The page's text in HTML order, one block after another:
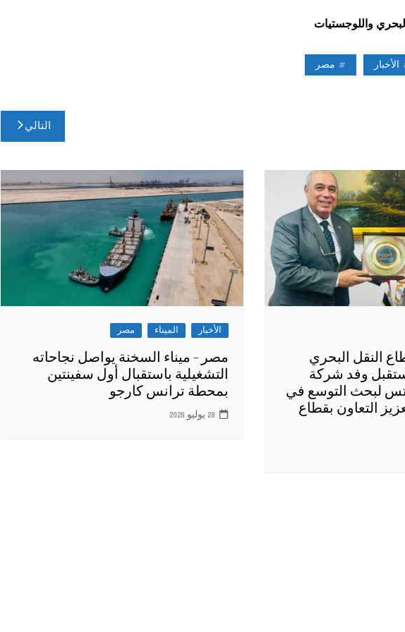
واللوجستيات
الأخبار مصر
التالي
النقل البحري
وفد شركة
لبحث التوسع في
التعاون بقطاع
الأخبار الميناء مصر
مصر – ميناء السخنة يواصل نجاحاته
التشغيلية باستقبال أول سفينتين
بمحطة ترانس كارجو
28 يوليو 2026